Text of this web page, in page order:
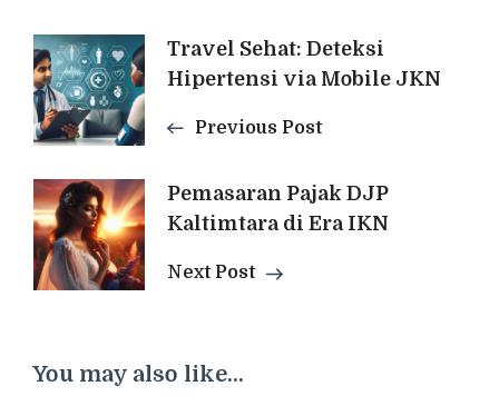
Post
Navigation
Travel Sehat: Deteksi
Hipertensi via Mobile JKN
Previous Post
Pemasaran Pajak DJP
Kaltimtara di Era IKN
Next Post
You may also like...